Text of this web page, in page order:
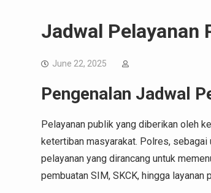
Jadwal Pelayanan
June 22, 2025
Pengenalan Jadwal
Pelayanan publik yang diberikan oleh
ketertiban masyarakat. Polres,
pelayanan yang dirancang untuk
pembuatan SIM, SKCK, hingga layanan